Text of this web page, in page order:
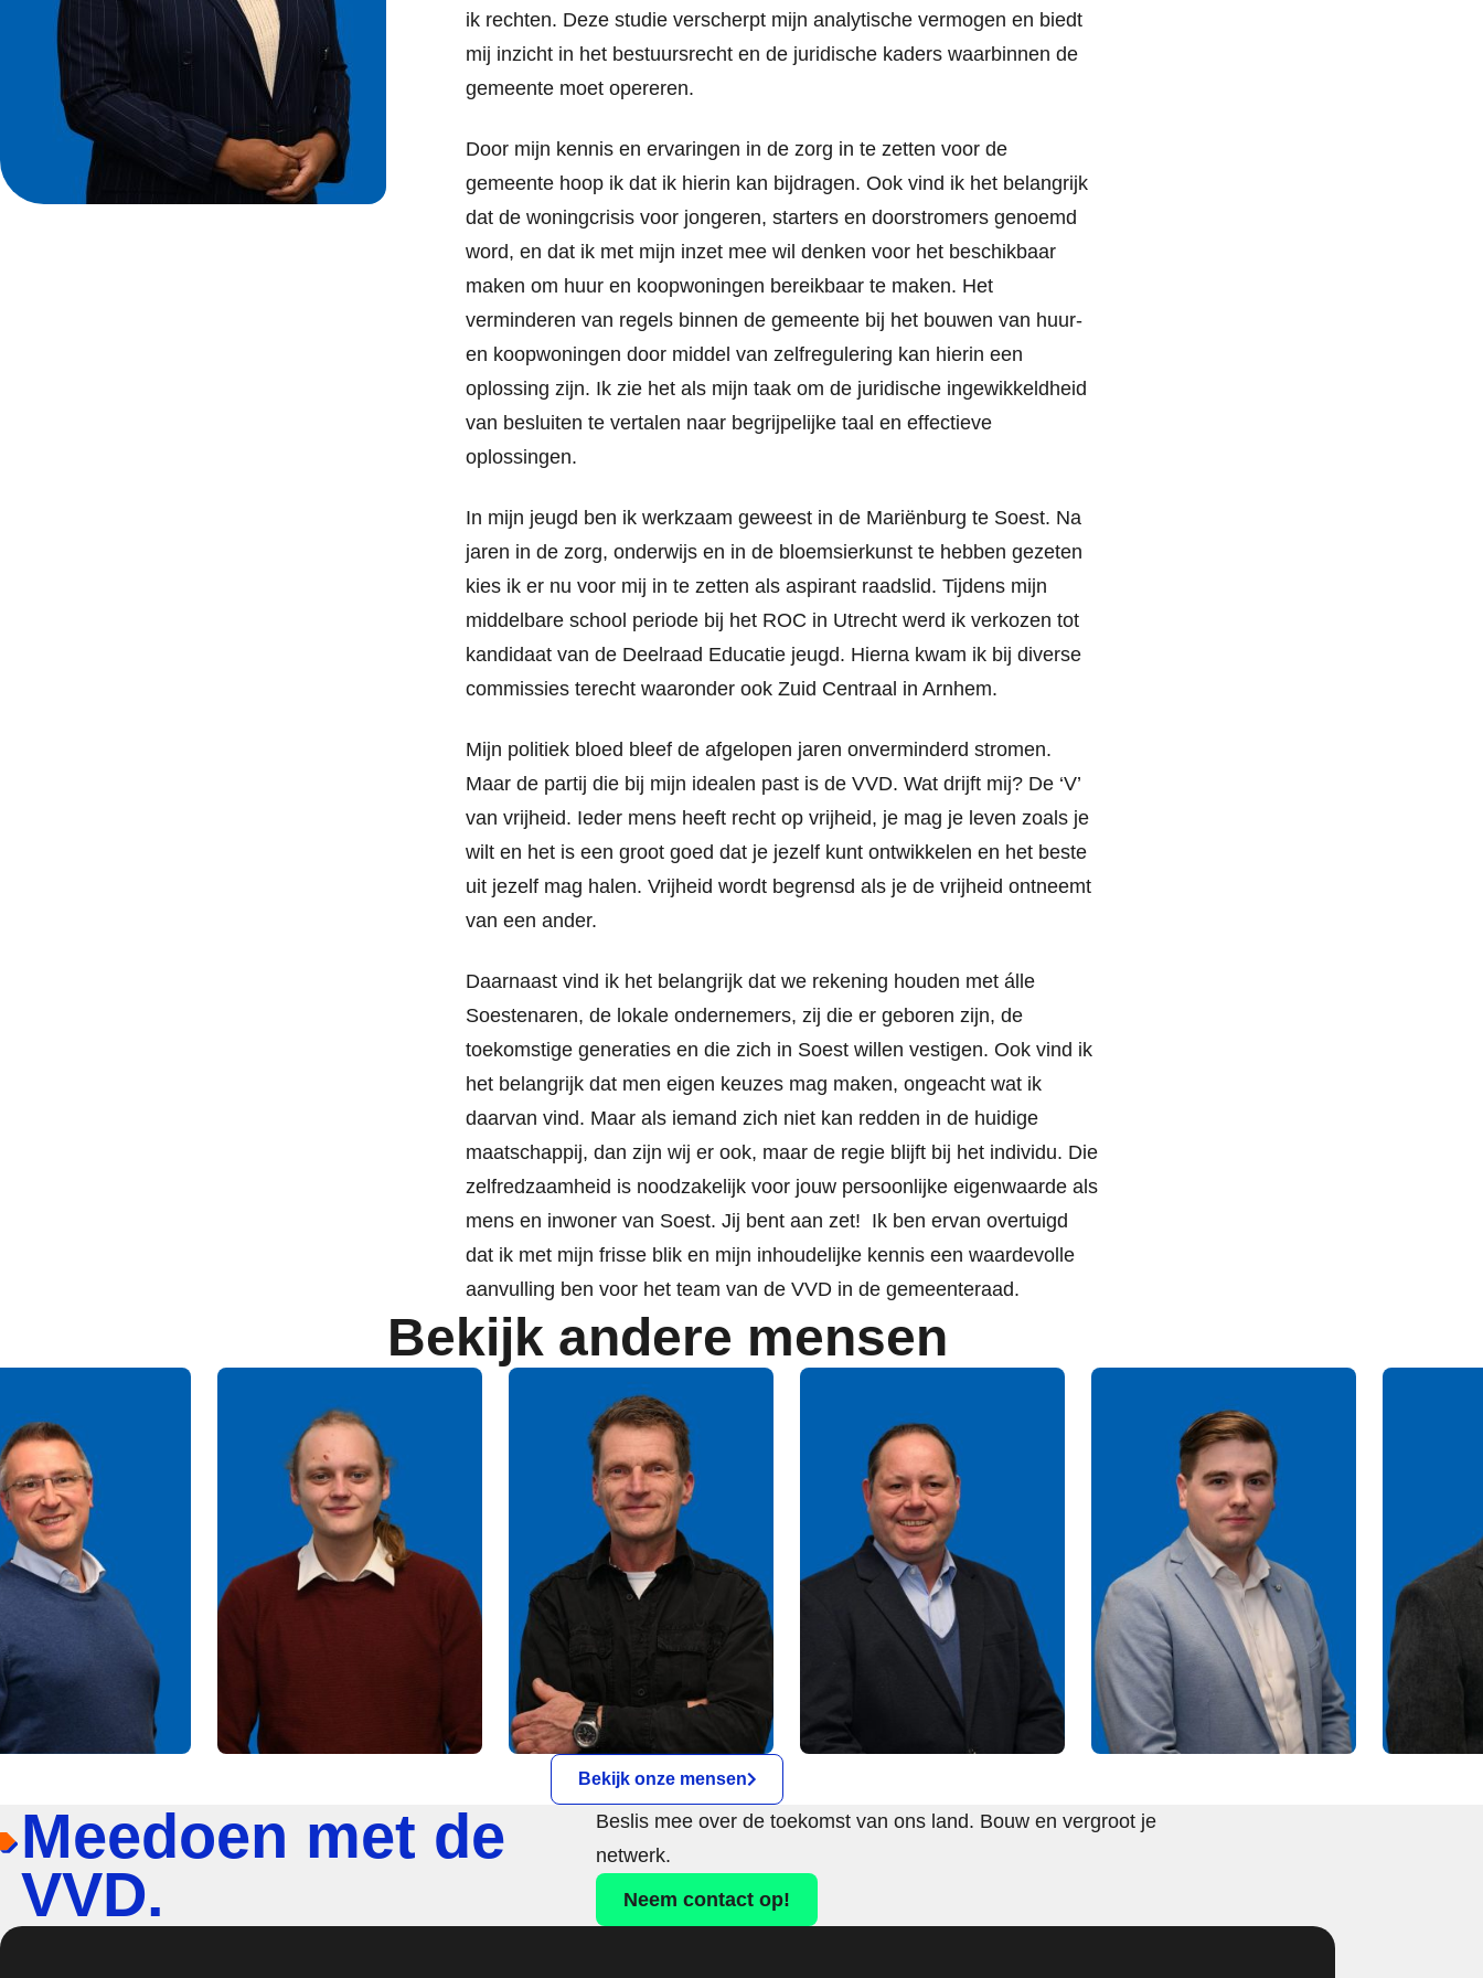
ik rechten. Deze studie verscherpt mijn analytische vermogen en biedt
mij inzicht in het bestuursrecht en de juridische kaders waarbinnen de
gemeente moet opereren.
Door mijn kennis en ervaringen in de zorg in te zetten voor de
gemeente hoop ik dat ik hierin kan bijdragen. Ook vind ik het belangrijk
dat de woningcrisis voor jongeren, starters en doorstromers genoemd
word, en dat ik met mijn inzet mee wil denken voor het beschikbaar
maken om huur en koopwoningen bereikbaar te maken. Het
verminderen van regels binnen de gemeente bij het bouwen van huur-
en koopwoningen door middel van zelfregulering kan hierin een
oplossing zijn. Ik zie het als mijn taak om de juridische ingewikkeldheid
van besluiten te vertalen naar begrijpelijke taal en effectieve
oplossingen.
In mijn jeugd ben ik werkzaam geweest in de Mariënburg te Soest. Na
jaren in de zorg, onderwijs en in de bloemsierkunst te hebben gezeten
kies ik er nu voor mij in te zetten als aspirant raadslid. Tijdens mijn
middelbare school periode bij het ROC in Utrecht werd ik verkozen tot
kandidaat van de Deelraad Educatie jeugd. Hierna kwam ik bij diverse
commissies terecht waaronder ook Zuid Centraal in Arnhem.
Mijn politiek bloed bleef de afgelopen jaren onverminderd stromen.
Maar de partij die bij mijn idealen past is de VVD. Wat drijft mij? De ‘V’
van vrijheid. Ieder mens heeft recht op vrijheid, je mag je leven zoals je
wilt en het is een groot goed dat je jezelf kunt ontwikkelen en het beste
uit jezelf mag halen. Vrijheid wordt begrensd als je de vrijheid ontneemt
van een ander.
Daarnaast vind ik het belangrijk dat we rekening houden met álle
Soestenaren, de lokale ondernemers, zij die er geboren zijn, de
toekomstige generaties en die zich in Soest willen vestigen. Ook vind ik
het belangrijk dat men eigen keuzes mag maken, ongeacht wat ik
daarvan vind. Maar als iemand zich niet kan redden in de huidige
maatschappij, dan zijn wij er ook, maar de regie blijft bij het individu. Die
zelfredzaamheid is noodzakelijk voor jouw persoonlijke eigenwaarde als
mens en inwoner van Soest. Jij bent aan zet! Ik ben ervan overtuigd
dat ik met mijn frisse blik en mijn inhoudelijke kennis een waardevolle
aanvulling ben voor het team van de VVD in de gemeenteraad.
Bekijk andere mensen
Bekijk onze mensen
Meedoen met de
VVD.
Beslis mee over de toekomst van ons land. Bouw en vergroot je
netwerk.
Neem contact op!